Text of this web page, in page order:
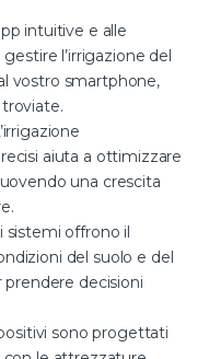
intuitive e alle
l’irrigazione del
vostro smartphone,
aiuta a ottimizzare
una crescita
offrono il
del suolo e del
prendere decisioni
sono progettati